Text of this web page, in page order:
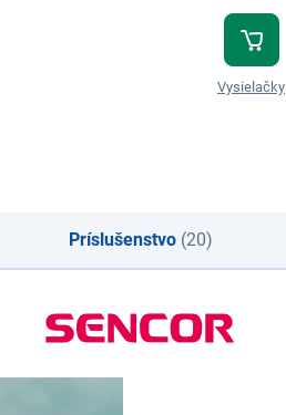
Vysielačky
Príslušenstvo(20)